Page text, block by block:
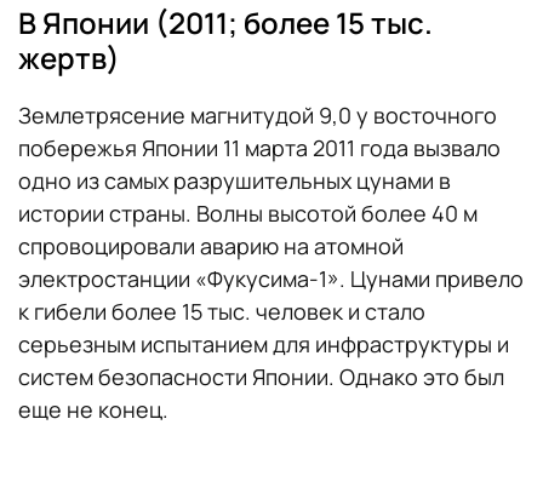
В Японии (2011; более 15 тыс.
жертв)
Землетрясение магнитудой 9,0 у восточного
побережья Японии 11 марта 2011 года вызвало
одно из самых разрушительных цунами в
истории страны. Волны высотой более 40 м
спровоцировали аварию на атомной
электростанции «Фукусима-1». Цунами привело
к гибели более 15 тыс. человек и стало
серьезным испытанием для инфраструктуры и
систем безопасности Японии. Однако это был
еще не конец.